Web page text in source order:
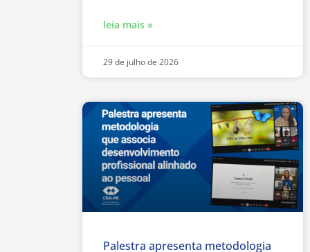
leia mais »
29 de julho de 2026
Palestra apresenta metodologia